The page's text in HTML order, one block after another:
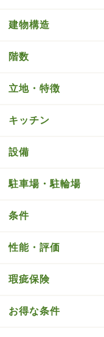
建物構造
階数
立地・特徴
キッチン
設備
駐車場・駐輪場
条件
性能・評価
瑕疵保険
お得な条件